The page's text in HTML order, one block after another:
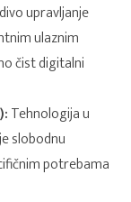
upravljanje
ulaznim
čist digitalni
Tehnologija u
slobodnu
potrebama